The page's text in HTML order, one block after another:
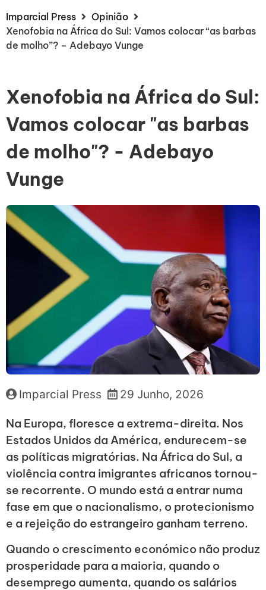
Imparcial Press
Opinião
Xenofobia na África do Sul: Vamos colocar “as barbas
de molho”? – Adebayo Vunge
Xenofobia na África do Sul:
Vamos colocar "as barbas
de molho"? - Adebayo
Vunge
Imparcial Press 29 Junho, 2026
Na Europa, floresce a extrema-direita. Nos
Estados Unidos da América, endurecem-se
as políticas migratórias. Na África do Sul, a
violência contra imigrantes africanos tornou-
se recorrente. O mundo está a entrar numa
fase em que o nacionalismo, o protecionismo
e a rejeição do estrangeiro ganham terreno.
Quando o crescimento económico não produz
prosperidade para a maioria, quando o
desemprego aumenta, quando os salários